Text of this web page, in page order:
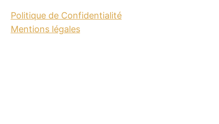
Politique de Confidentialité
Mentions légales